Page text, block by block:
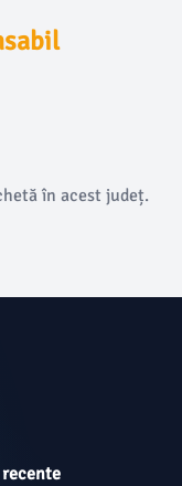
în acest județ.